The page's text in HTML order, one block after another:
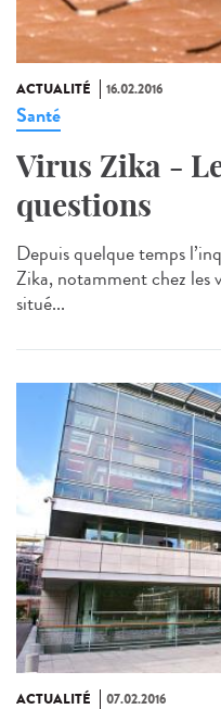
ACTUALITÉ 16.02.2016
Santé
Virus Zika -
questions
Depuis quelque temps
Zika, notamment chez les
situé...
ACTUALITÉ 07.02.2016